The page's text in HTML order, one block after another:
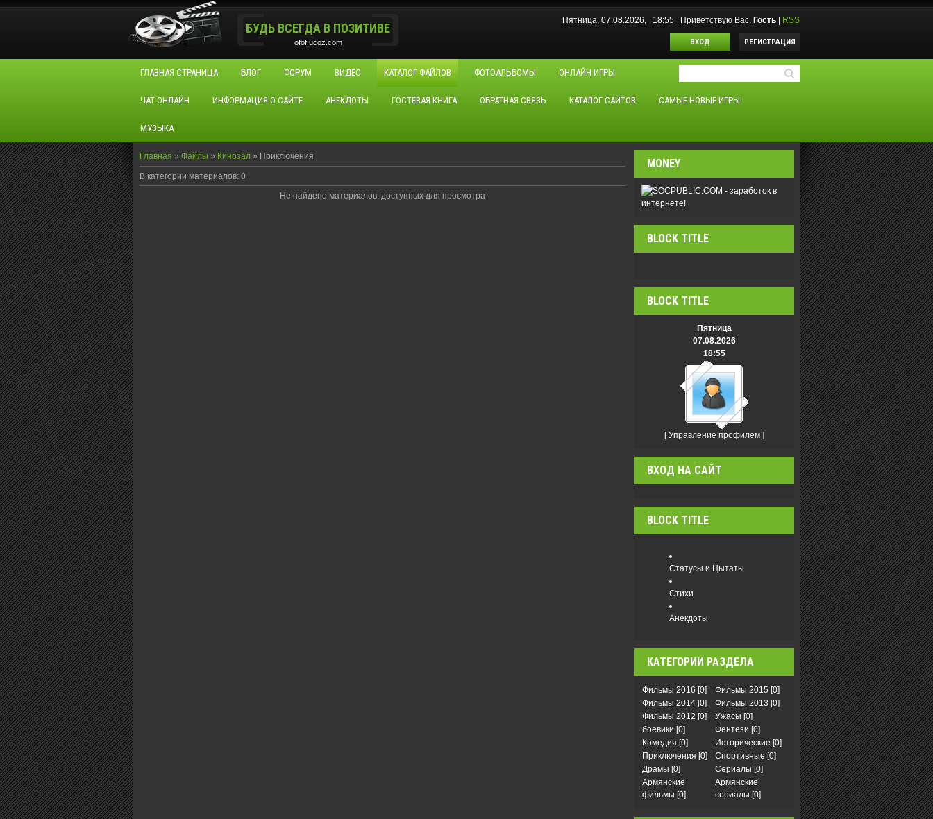
БУДЬ ВСЕГДА В ПОЗИТИВЕ
ofof.ucoz.com
Пятница, 07.08.2026, 18:55 Приветствую Вас, Гость RSS
ВХОД РЕГИСТРАЦИЯ
ГЛАВНАЯ СТРАНИЦА БЛОГ ФОРУМ ВИДЕО КАТАЛОГ ФАЙЛОВ ФОТОАЛЬБОМЫ ОНЛАЙН ИГРЫ
ЧАТ ОНЛАЙН ИНФОРМАЦИЯ О САЙТЕ АНЕКДОТЫ ГОСТЕВАЯ КНИГА ОБРАТНАЯ СВЯЗЬ КАТАЛОГ САЙТОВ САМЫЕ НОВЫЕ ИГРЫ
МУЗЫКА
Главная » Файлы » Кинозал » Приключения
В категории материалов: 0
Не найдено материалов, доступных для просмотра
MONEY
BLOCK TITLE
BLOCK TITLE
Пятница
07.08.2026
18:55
[Управление профилем ]
ВХОД НА САЙТ
BLOCK TITLE
Статусы и Цытаты
Стихи
Анекдоты
КАТЕГОРИИ РАЗДЕЛА
Фильмы 2016 [0] Фильмы 2015 [0]
Фильмы 2014 [0] Фильмы 2013 [0]
Фильмы 2012 [0] Ужасы [0]
боевики [0] Фентези [0]
Комедия [0] Исторические [0]
Приключения [0] Спортивные [0]
Драмы [0] Сериалы [0]
Армянские
фильмы [0]
Армянские
сериалы [0]